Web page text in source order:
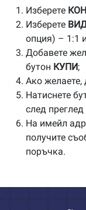
Изберете
Изберете
опция) – 1:1
Добавете
бутон КУПИ;
Ако желаете,
Натиснете
след
На имейл
получите
поръчка.